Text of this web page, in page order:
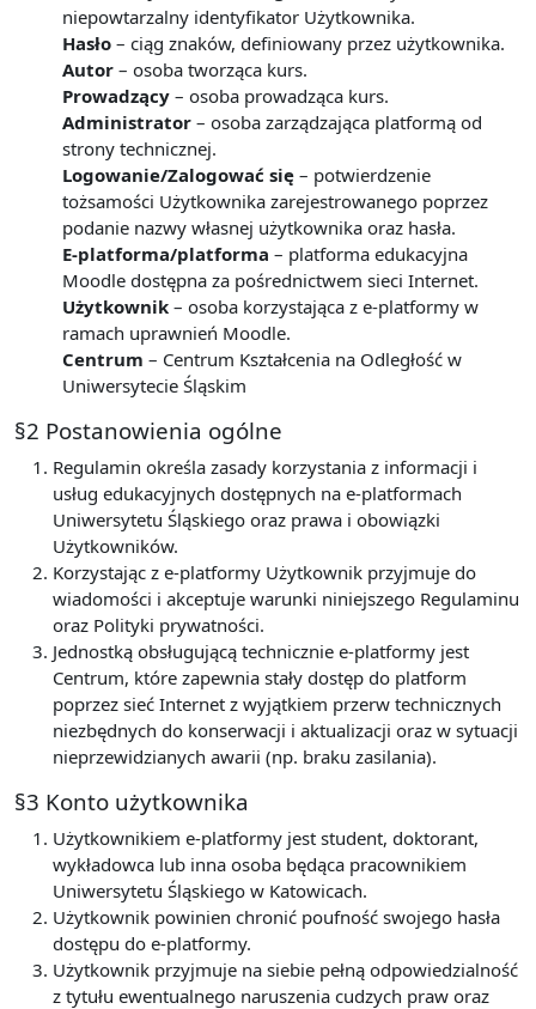
niepowtarzalny identyfikator Użytkownika.
Hasło – ciąg znaków, definiowany przez użytkownika.
Autor – osoba tworząca kurs.
Prowadzący – osoba prowadząca kurs.
Administrator – osoba zarządzająca platformą od
strony technicznej.
Logowanie/Zalogować się – potwierdzenie
tożsamości Użytkownika zarejestrowanego poprzez
podanie nazwy własnej użytkownika oraz hasła.
E-platforma/platforma – platforma edukacyjna
Moodle dostępna za pośrednictwem sieci Internet.
Użytkownik – osoba korzystająca z e-platformy w
ramach uprawnień Moodle.
Centrum – Centrum Kształcenia na Odległość w
Uniwersytecie Śląskim
§2 Postanowienia ogólne
Regulamin określa zasady korzystania z informacji i
usług edukacyjnych dostępnych na e-platformach
Uniwersytetu Śląskiego oraz prawa i obowiązki
Użytkowników.
Korzystając z e-platformy Użytkownik przyjmuje do
wiadomości i akceptuje warunki niniejszego Regulaminu
oraz Polityki prywatności.
Jednostką obsługującą technicznie e-platformy jest
Centrum, które zapewnia stały dostęp do platform
poprzez sieć Internet z wyjątkiem przerw technicznych
niezbędnych do konserwacji i aktualizacji oraz w sytuacji
nieprzewidzianych awarii (np. braku zasilania).
§3 Konto użytkownika
Użytkownikiem e-platformy jest student, doktorant,
wykładowca lub inna osoba będąca pracownikiem
Uniwersytetu Śląskiego w Katowicach.
Użytkownik powinien chronić poufność swojego hasła
dostępu do e-platformy.
Użytkownik przyjmuje na siebie pełną odpowiedzialność
z tytułu ewentualnego naruszenia cudzych praw oraz